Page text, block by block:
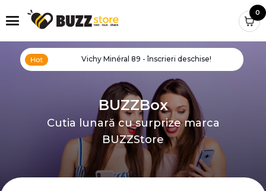
0
Vichy Minéral 89 - înscrieri deschise!
BUZZBox
Cutia lunară cu surprize marca
BUZZStore